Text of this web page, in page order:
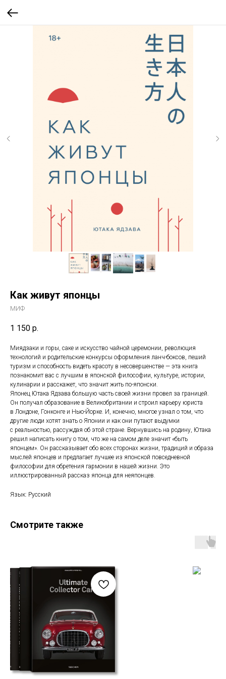
Как живут японцы
МИФ
1 150 р.
Миядзаки и горы, саке и искусство чайной церемонии, революция
технологий и родительские конкурсы оформления ланч-боксов, пеший
туризм и способность видеть красоту в несовершенстве — эта книга
познакомит вас с лучшим в японской философии, культуре, истории,
кулинарии и расскажет, что значит жить по-японски.
Японец Ютака Ядзава большую часть своей жизни провел за границей.
Он получал образование в Великобритании и строил карьеру юриста
в Лондоне, Гонконге и Нью-Йорке. И, конечно, многое узнал о том, что
другие люди хотят знать о Японии и как они путают выдумки
с реальностью, рассуждая об этой стране. Вернувшись на родину, Ютака
решил написать книгу о том, что же на самом деле значит «быть
японцем». Он рассказывает обо всех сторонах жизни, традиций и образа
мыслей японцев и предлагает лучшее из японской повседневной
философии для обретения гармонии в нашей жизни. Это
иллюстрированный рассказ японца для неяпонцев.
Язык: Русский
Смотрите также